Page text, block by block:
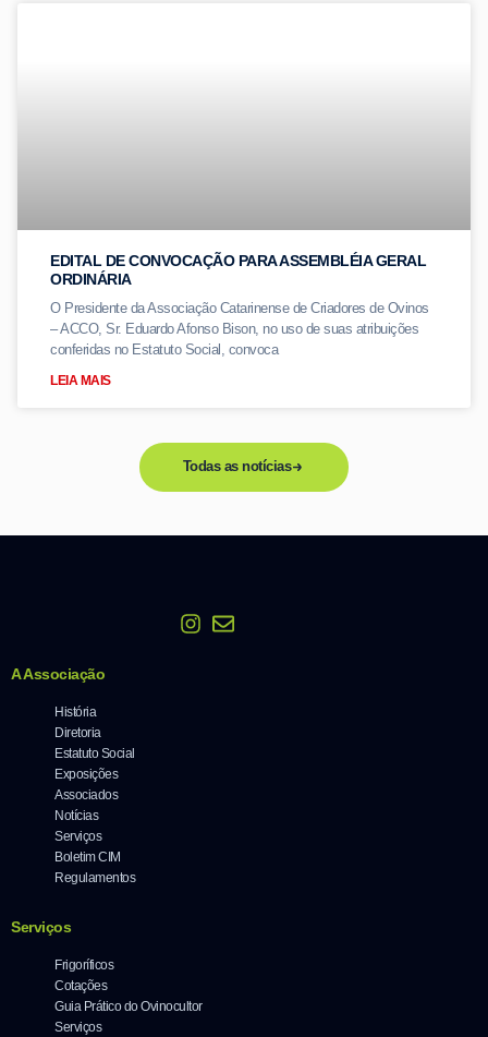
EDITAL DE CONVOCAÇÃO PARA ASSEMBLÉIA GERAL
ORDINÁRIA
O Presidente da Associação Catarinense de Criadores de Ovinos
– ACCO, Sr. Eduardo Afonso Bison, no uso de suas atribuições
conferidas no Estatuto Social, convoca
LEIA MAIS
Todas as notícias
A Associação
História
Diretoria
Estatuto Social
Exposições
Associados
Notícias
Serviços
Boletim CIM
Regulamentos
Serviços
Frigoríficos
Cotações
Guia Prático do Ovinocultor
Serviços